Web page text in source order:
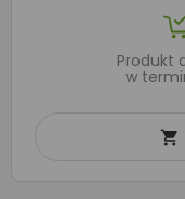
Produkt
w
